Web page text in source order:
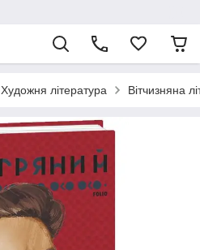
Художня література Вітчизняна